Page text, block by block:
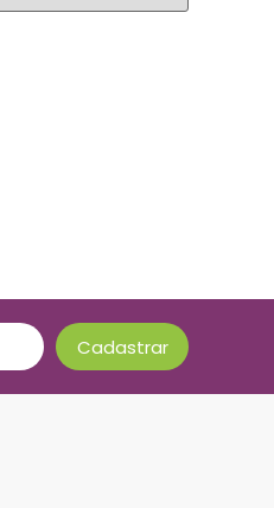
Cadastrar